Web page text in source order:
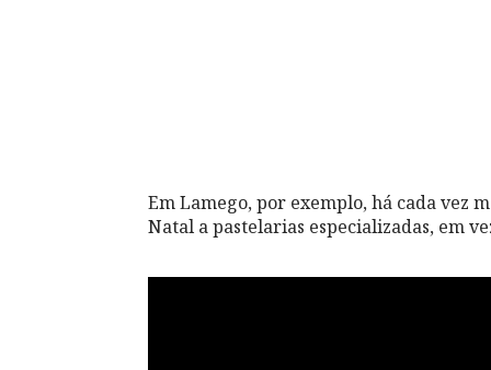
Em Lamego, por exemplo, há cada vez
Natal a pastelarias especializadas, em